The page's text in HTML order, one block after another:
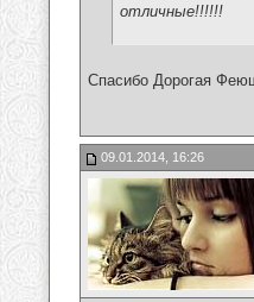
отличные!!!!!!
Спасибо Дорогая
09.01.2014, 16:26